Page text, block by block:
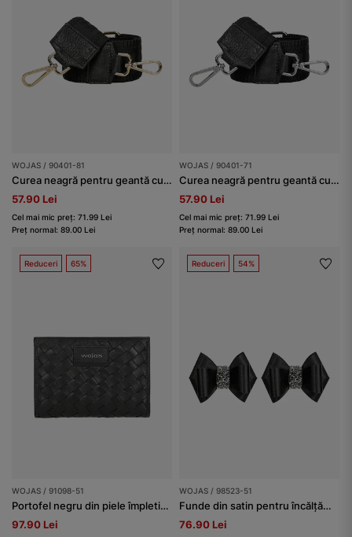
WOJAS / 90401-81
Curea neagră pentru geantă cu model geometric și cataramă aurie
57.90 Lei
Cel mai mic preț: 71.99 Lei
Preț normal: 89.00 Lei
WOJAS / 90401-71
Curea neagră pentru geantă cu model geometric
57.90 Lei
Cel mai mic preț: 71.99 Lei
Preț normal: 89.00 Lei
Reduceri 65%
WOJAS / 91098-51
Portofel negru din piele împletită granulată damă
97.90 Lei
Reduceri 54%
WOJAS / 98523-51
Funde din satin pentru încălțăminte sub formă de clips
76.90 Lei